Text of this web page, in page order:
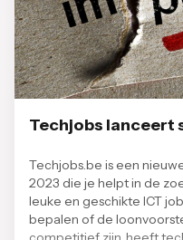
Techjobs lanceert
Techjobs.be is een
2023 die je helpt in de
leuke en geschikte ICT
bepalen of de